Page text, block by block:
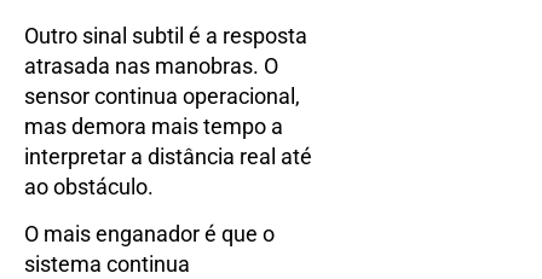
Outro sinal subtil é a resposta
atrasada nas manobras. O
sensor continua operacional,
mas demora mais tempo a
interpretar a distância real até
ao obstáculo.
O mais enganador é que o
sistema continua